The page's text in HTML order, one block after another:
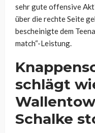
sehr gute offensive
über die rechte Seite
bescheinigte dem
match“-Leistung.
schlägt
Schalke